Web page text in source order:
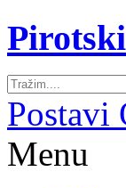
Postavi
Menu